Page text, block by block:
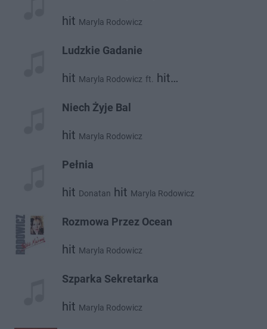
hit Maryla Rodowicz
Ludzkie Gadanie
hit Maryla Rodowicz ft. hit
Niech Żyje Bal
hit Maryla Rodowicz
Pełnia
hit Donatan hit Maryla Rodowicz
Rozmowa Przez Ocean
hit Maryla Rodowicz
Szparka Sekretarka
hit Maryla Rodowicz